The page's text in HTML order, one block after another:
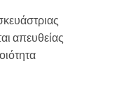
απευθείας